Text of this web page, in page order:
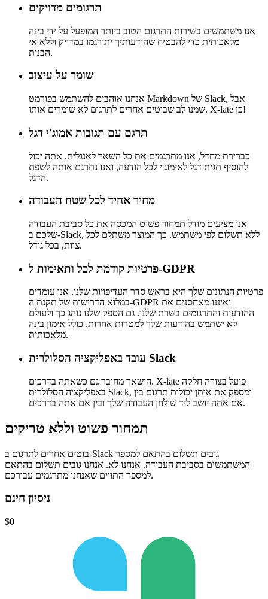
תרגומים מדויקים
אנו משתמשים בשירות התרגום הטוב ביותר המופעל על ידי בינה
מלאכותית כדי להבטיח שהודעותיך יתורגמו במדויק וללא אי
הבנות.
שומר על עיצוב
אנחנו אוהבים להשתמש בפורמט Markdown של Slack, אבל
שמנו לב שבוטים אחרים לתרגום לא שומרים אותו. X-late כן!
תרגם עם תגובות אמוג'י דגל
כברירת מחדל, אנו מתרגמים את כל השאר לאנגלית. אתה יכול
להוסיף תגית דגל לאימוג'י לכל הודעה, ואנו נתרגם אותה לשפת
הדגל.
מחיר אחיד לכל שטח העבודה
אנו מציעים מודל תמחור פשוט המכסה את כל סביבת העבודה
שלכם ב-Slack, ללא תשלום לפי משתמש. כך המוצר משתלם לכל
צוות, בכל גודל.
פרטיות קודמת לכל ותאימות ל-GDPR
פרטיות הנתונים שלך היא בראש סדר העדיפויות שלנו. אנו עומדים
במלוא הדרישות של תקנת ה-GDPR ואיננו מאחסנים את
ההודעות והתרגומים בשרת שלנו. גם הספק שלנו נוהג כך ולעולם
לא ישתמש בהודעות שלך למטרות אחרות, כולל אימון בינה
מלאכותית.
עובד באפליקציה הסלולרית Slack
הישאר מחובר גם כשאתה בדרכים. X-late פועל בצורה חלקה
באפליקציה הסלולרית Slack, ומספק את אותן יכולות תרגום בין
אם אתה יושב ליד שולחן העבודה שלך ובין אם אתה בדרכים.
תמחור פשוט וללא טריקים
בוטים אחרים לתרגום ב-Slack גובים תשלום בהתאם למספר
המשתמשים בסביבת העבודה. אנחנו לא. אנחנו גובים תשלום בהתאם
למספר התווים שאנחנו מתרגמים עבורכם.
ניסיון חינם
$0